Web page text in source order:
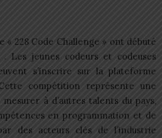
« 228 Code Challenge » ont débuté
jeunes codeurs et codeuses
s’inscrire sur la plateforme
compétition représente une
à d’autres talents du pays,
en programmation et de
des acteurs clés de l’industrie